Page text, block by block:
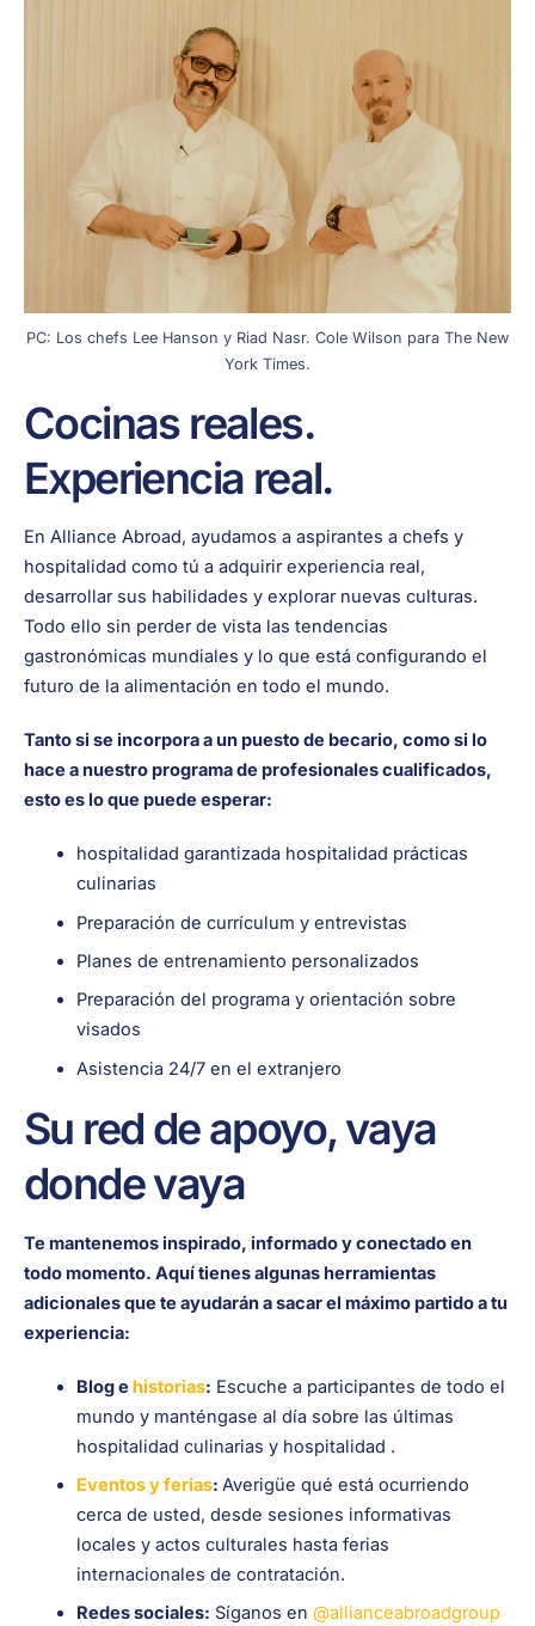
PC: Los chefs Lee Hanson y Riad Nasr. Cole Wilson para The New
York Times.
Cocinas reales.
Experiencia real.
En Alliance Abroad, ayudamos a aspirantes a chefs y
hospitalidad como tú a adquirir experiencia real,
desarrollar sus habilidades y explorar nuevas culturas.
Todo ello sin perder de vista las tendencias
gastronómicas mundiales y lo que está configurando el
futuro de la alimentación en todo el mundo.
Tanto si se incorpora a un puesto de becario, como si lo
hace a nuestro programa de profesionales cualificados,
esto es lo que puede esperar:
hospitalidad garantizada hospitalidad prácticas
culinarias
Preparación de currículum y entrevistas
Planes de entrenamiento personalizados
Preparación del programa y orientación sobre
visados
Asistencia 24/7 en el extranjero
Su red de apoyo, vaya
donde vaya
Te mantenemos inspirado, informado y conectado en
todo momento. Aquí tienes algunas herramientas
adicionales que te ayudarán a sacar el máximo partido a tu
experiencia:
Blog e historias: Escuche a participantes de todo el
mundo y manténgase al día sobre las últimas
hospitalidad culinarias y hospitalidad .
Eventos y ferias: Averigüe qué está ocurriendo
cerca de usted, desde sesiones informativas
locales y actos culturales hasta ferias
internacionales de contratación.
Redes sociales: Síganos en @allianceabroadgroup